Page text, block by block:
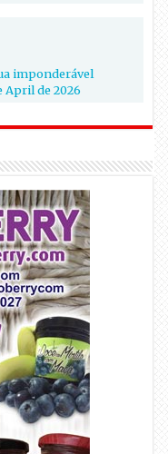
imponderável
April de 2026